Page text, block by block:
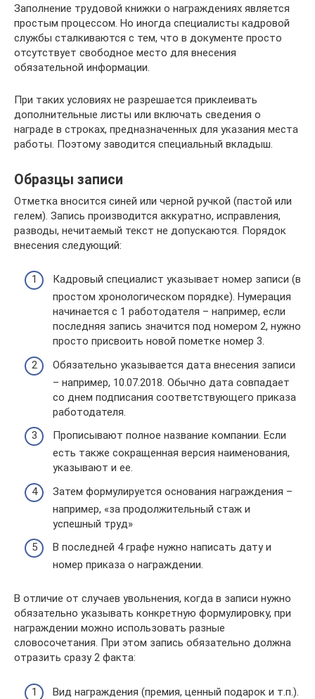
Заполнение трудовой книжки о награждениях является
простым процессом. Но иногда специалисты кадровой
службы сталкиваются с тем, что в документе просто
отсутствует свободное место для внесения
обязательной информации.
При таких условиях не разрешается приклеивать
дополнительные листы или включать сведения о
награде в строках, предназначенных для указания места
работы. Поэтому заводится специальный вкладыш.
Образцы записи
Отметка вносится синей или черной ручкой (пастой или
гелем). Запись производится аккуратно, исправления,
разводы, нечитаемый текст не допускаются. Порядок
внесения следующий:
Кадровый специалист указывает номер записи (в
простом хронологическом порядке). Нумерация
начинается с 1 работодателя – например, если
последняя запись значится под номером 2, нужно
просто присвоить новой пометке номер 3.
Обязательно указывается дата внесения записи
– например, 10.07.2018. Обычно дата совпадает
со днем подписания соответствующего приказа
работодателя.
Прописывают полное название компании. Если
есть также сокращенная версия наименования,
указывают и ее.
Затем формулируется основания награждения –
например, «за продолжительный стаж и
успешный труд»
В последней 4 графе нужно написать дату и
номер приказа о награждении.
В отличие от случаев увольнения, когда в записи нужно
обязательно указывать конкретную формулировку, при
награждении можно использовать разные
словосочетания. При этом запись обязательно должна
отразить сразу 2 факта:
Вид награждения (премия, ценный подарок и т.п.).